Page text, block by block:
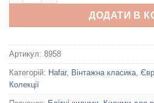
ДОДАТИ В
Артикул: 8958
Категорій: Hafar, Вінтажна класика
Колекції